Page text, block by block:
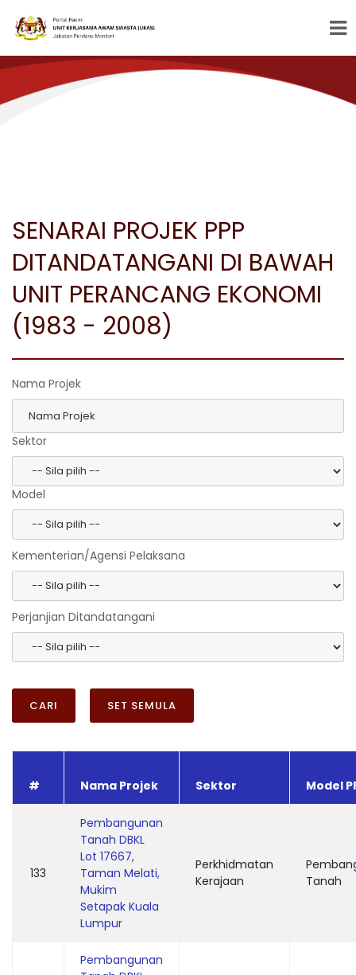
SENARAI PROJEK PPP
DITANDATANGANI DI BAWAH
UNIT PERANCANG EKONOMI
(1983 - 2008)
Nama Projek
Sektor
Model
Kementerian/Agensi Pelaksana
Perjanjian Ditandatangani
CARI SET SEMULA
# Nama Projek Sektor Model
133
Pembangunan
Tanah DBKL
Lot 17667,
Taman Melati,
Mukim
Setapak Kuala
Lumpur
Perkhidmatan
Kerajaan
Tanah
Pembangunan